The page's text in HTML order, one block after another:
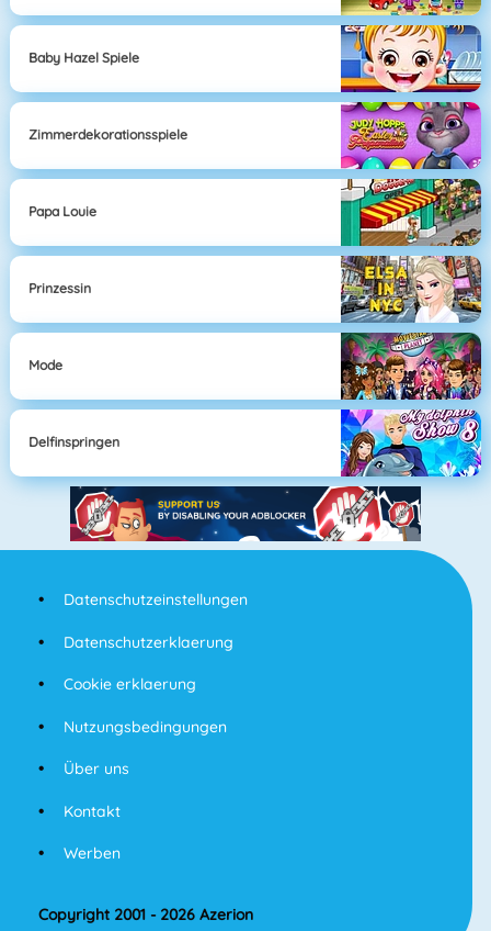
Baby Hazel Spiele
Zimmerdekorationsspiele
Papa Louie
Prinzessin
Mode
Delfinspringen
Datenschutzeinstellungen
Datenschutzerklaerung
Cookie erklaerung
Nutzungsbedingungen
Über uns
Kontakt
Werben
Copyright 2001 - 2026 Azerion